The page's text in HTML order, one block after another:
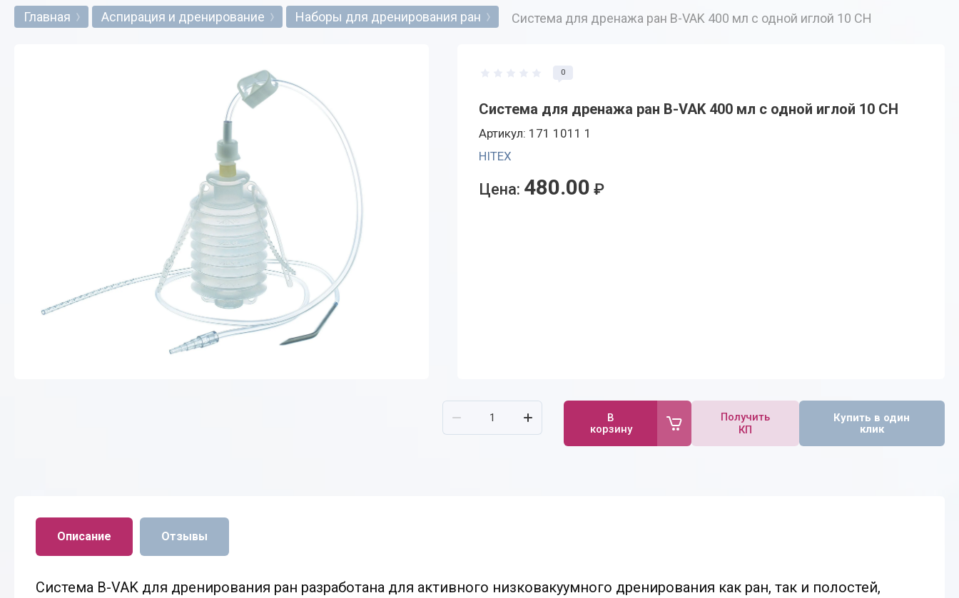
Главная Аспирация и дренирование Наборы для дренирования ран Система для дренажа ран B-VAK 400 мл с одной иглой 10 CH
0
Система для дренажа ран B-VAK 400 мл с одной иглой 10 CH
Артикул: 171 1011 1
HITEX
Цена: 480.00 ₽
В
корзину
Получить
КП
Купить в один
клик
Описание Отзывы
Система B-VAK для дренирования ран разработана для активного низковакуумного дренирования как ран, так и полостей,